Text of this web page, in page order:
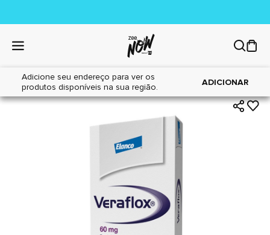
Adicione seu endereço para ver os
produtos disponíveis na sua região.
ADICIONAR
Home|Cães|Farmácia